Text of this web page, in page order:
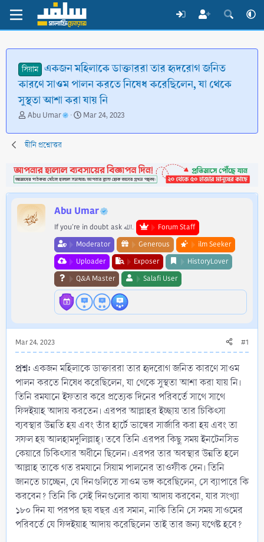
সিয়াম একজন মহিলাকে ডাক্তাররা তার হৃদরোগ জনিত
কারণে সাওম পালন করতে নিষেধ করেছিলেন, যা থেকে
সুস্থতা আশা করা যায় নি
T
r
e
d
s
t
a
r
t
Abu Umar
S
a
d
a
t
Mar 24, 2023
দ্বীনি প্রশ্নোত্তর
Abu Umar
If you're in doubt ask الله.
Forum Staff
Moderator
Generous
ilm Seeker
Uploader
Exposer
HistoryLover
Q&A Master
Salafi User
Mar 24, 2023 #1
প্রশ্ন: একজন মহিলাকে ডাক্তাররা তার হৃদরোগ জনিত কারণে সাওম
পালন করতে নিষেধ করেছিলেন, যা থেকে সুস্থতা আশা করা যায় নি।
তিনি রমযানে ইফতার করে প্রত্যেক দিনের পরিবর্তে সাথে সাথে
ফিদইয়াহ আদায় করতেন। এরপর আল্লাহর ইচ্ছায় তার চিকিৎসা
ব্যবস্থার উন্নতি হয় এবং তাঁর হার্টে ভাল্বের সার্জারি করা হয় এবং তা
সফল হয় আলহামদুলিল্লাহ্। তবে তিনি এরপর কিছু সময় ইনটেনসিভ
কেয়ারে চিকিৎসার অধীনে ছিলেন। এরপর তার অবস্থার উন্নতি হলে
আল্লাহ তাকে গত রমযানে সিয়াম পালনের তাওফীক দেন। তিনি
জানতে চাচ্ছেন, যে দিনগুলিতে সাওম ভঙ্গ করেছিলেন, সে ব্যাপারে কি
করবেন? তিনি কি সেই দিনগুলোর কাযা আদায় করবেন, যার সংখ্যা
১৮০ দিন যা পরপর ছয় বছর এর সমান, নাকি তিনি সে সময় সাওমের
পরিবর্তে যে ফিদইয়াহ আদায় করেছিলেন তাই তার জন্য যথেষ্ট হবে?